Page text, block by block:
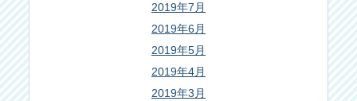
2019年7月
2019年6月
2019年5月
2019年4月
2019年3月